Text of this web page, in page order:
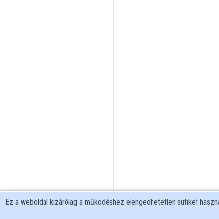
Ez a weboldal kizárólag a működéshez elengedhetetlen sütiket